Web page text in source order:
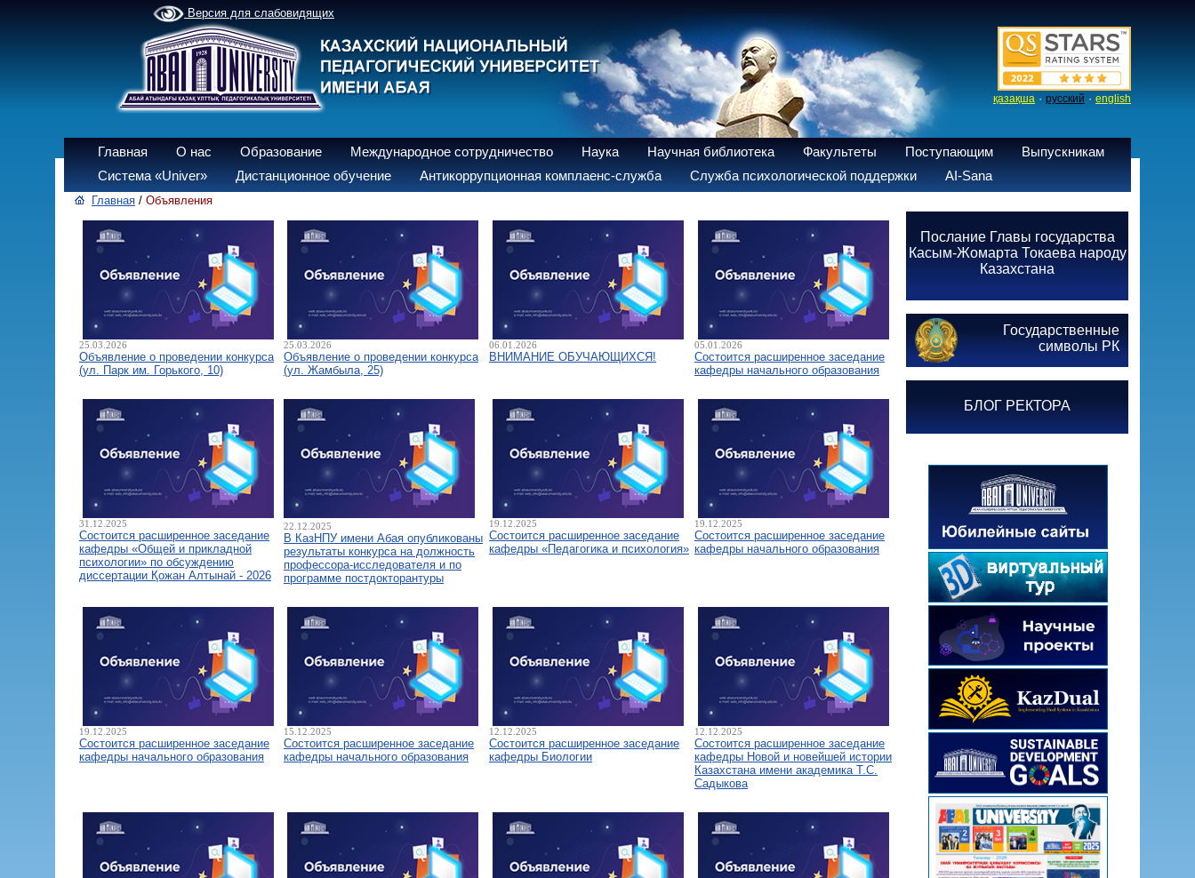
Версия для слабовидящих
қазақша · русский · english
Главная О нас Образование Международное сотрудничество Наука Научная библиотека Факультеты Поступающим
Выпускникам
Система «Univer»
Дистанционное обучение Антикоррупционная комплаенс-служба Служба психологической поддержки AI-Sana
Главная / Объявления
25.03.2026
Объявление о проведении конкурса
(ул. Парк им. Горького, 10)
25.03.2026
Объявление о проведении конкурса
(ул. Жамбыла, 25)
06.01.2026
ВНИМАНИЕ ОБУЧАЮЩИХСЯ!
05.01.2026
Состоится расширенное заседание
кафедры начального образования
31.12.2025
Состоится расширенное заседание
кафедры «Общей и прикладной
психологии» по обсуждению
диссертации Қожан Алтынай - 2026
22.12.2025
В КазНПУ имени Абая опубликованы
результаты конкурса на должность
профессора-исследователя и по
программе постдокторантуры
19.12.2025
Состоится расширенное заседание
кафедры «Педагогика и психология»
19.12.2025
Состоится расширенное заседание
кафедры начального образования
19.12.2025
Состоится расширенное заседание
кафедры начального образования
15.12.2025
Состоится расширенное заседание
кафедры начального образования
12.12.2025
Состоится расширенное заседание
кафедры Биологии
12.12.2025
Состоится расширенное заседание
кафедры Новой и новейшей истории
Казахстана имени академика Т.С.
Садыкова
Послание Главы государства
Касым-Жомарта Токаева народу
Казахстана
Государственные
символы РК
БЛОГ РЕКТОРА